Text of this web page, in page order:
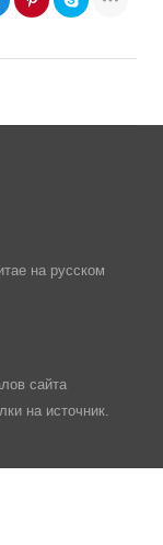
на русском
сайта
на источник.